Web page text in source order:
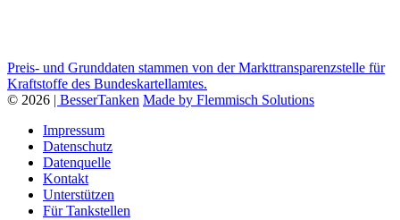
Preis- und Grunddaten stammen von der Markttransparenzstelle für
Kraftstoffe des Bundeskartellamtes.
© 2026 | BesserTanken Made by Flemmisch Solutions
Impressum
Datenschutz
Datenquelle
Kontakt
Unterstützen
Für Tankstellen